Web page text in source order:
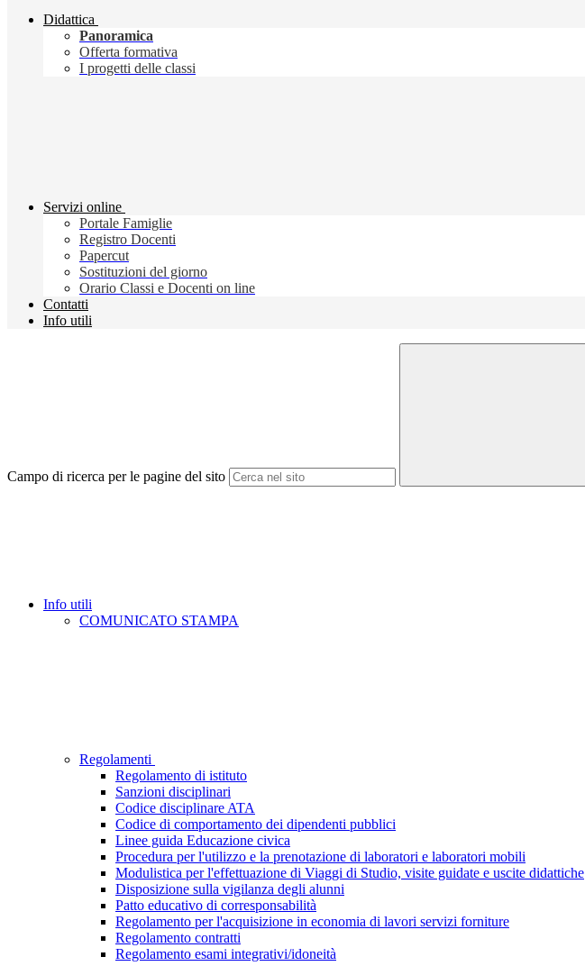
Didattica
Panoramica
Offerta formativa
I progetti delle classi
Servizi online
Portale Famiglie
Registro Docenti
Papercut
Sostituzioni del giorno
Orario Classi e Docenti on line
Contatti
Info utili
Campo di ricerca per le pagine del sito
Info utili
COMUNICATO STAMPA
Regolamenti
Regolamento di istituto
Sanzioni disciplinari
Codice disciplinare ATA
Codice di comportamento dei dipendenti pubblici
Linee guida Educazione civica
Procedura per l'utilizzo e la prenotazione di laboratori e laboratori mobili
Modulistica per l'effettuazione di Viaggi di Studio, visite guidate e uscite didattiche
Disposizione sulla vigilanza degli alunni
Patto educativo di corresponsabilità
Regolamento per l'acquisizione in economia di lavori servizi forniture
Regolamento contratti
Regolamento esami integrativi/idoneità